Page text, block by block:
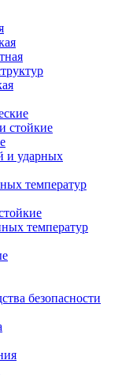
стойкие
и ударных
температур
температур
безопасности